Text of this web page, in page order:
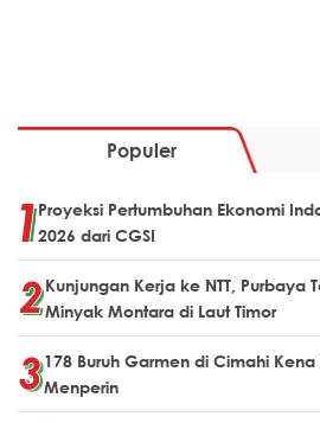
Populer
Proyeksi Pertumbuhan Ekonomi
2026 dari CGSI
Kunjungan Kerja ke NTT, Purbaya
Minyak Montara di Laut Timor
178 Buruh Garmen di Cimahi Kena
Menperin